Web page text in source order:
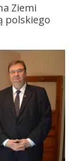
Ziemi
polskiego